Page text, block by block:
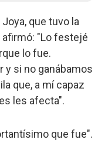
que tuvo la
afirmó: "Lo festejé
lo fue.
y si no ganábamos
que, a mí capaz
les afecta".
que fue".